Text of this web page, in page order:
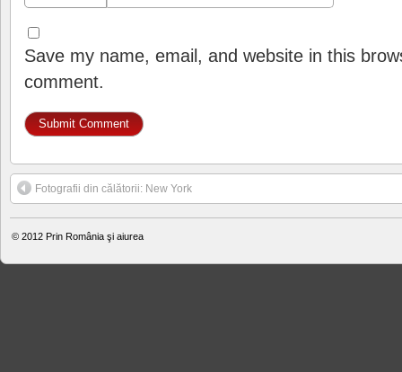
Save my name, email, and website in this
comment.
Fotografii din călătorii: New York
© 2012 Prin România şi aiurea